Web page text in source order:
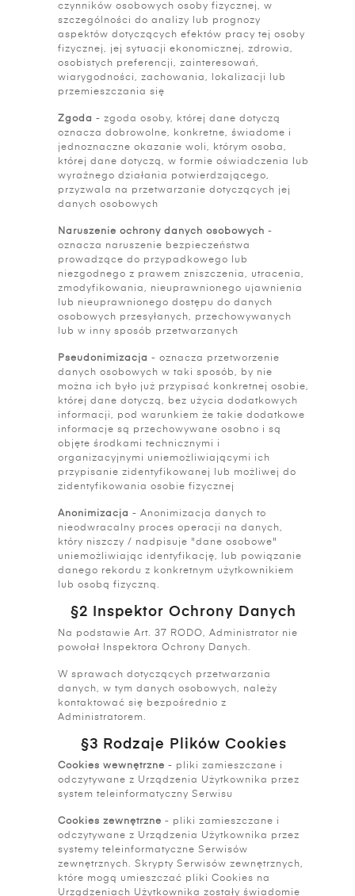
czynników osobowych osoby fizycznej, w
szczególności do analizy lub prognozy
aspektów dotyczących efektów pracy tej osoby
fizycznej, jej sytuacji ekonomicznej, zdrowia,
osobistych preferencji, zainteresowań,
wiarygodności, zachowania, lokalizacji lub
przemieszczania się
Zgoda - zgoda osoby, której dane dotyczą
oznacza dobrowolne, konkretne, świadome i
jednoznaczne okazanie woli, którym osoba,
której dane dotyczą, w formie oświadczenia lub
wyraźnego działania potwierdzającego,
przyzwala na przetwarzanie dotyczących jej
danych osobowych
Naruszenie ochrony danych osobowych -
oznacza naruszenie bezpieczeństwa
prowadzące do przypadkowego lub
niezgodnego z prawem zniszczenia, utracenia,
zmodyfikowania, nieuprawnionego ujawnienia
lub nieuprawnionego dostępu do danych
osobowych przesyłanych, przechowywanych
lub w inny sposób przetwarzanych
Pseudonimizacja - oznacza przetworzenie
danych osobowych w taki sposób, by nie
można ich było już przypisać konkretnej osobie,
której dane dotyczą, bez użycia dodatkowych
informacji, pod warunkiem że takie dodatkowe
informacje są przechowywane osobno i są
objęte środkami technicznymi i
organizacyjnymi uniemożliwiającymi ich
przypisanie zidentyfikowanej lub możliwej do
zidentyfikowania osobie fizycznej
Anonimizacja - Anonimizacja danych to
nieodwracalny proces operacji na danych,
który niszczy / nadpisuje "dane osobowe"
uniemożliwiając identyfikację, lub powiązanie
danego rekordu z konkretnym użytkownikiem
lub osobą fizyczną.
§2 Inspektor Ochrony Danych
Na podstawie Art. 37 RODO, Administrator nie
powołał Inspektora Ochrony Danych.
W sprawach dotyczących przetwarzania
danych, w tym danych osobowych, należy
kontaktować się bezpośrednio z
Administratorem.
§3 Rodzaje Plików Cookies
Cookies wewnętrzne - pliki zamieszczane i
odczytywane z Urządzenia Użytkownika przez
system teleinformatyczny Serwisu
Cookies zewnętrzne - pliki zamieszczane i
odczytywane z Urządzenia Użytkownika przez
systemy teleinformatyczne Serwisów
zewnętrznych. Skrypty Serwisów zewnętrznych,
które mogą umieszczać pliki Cookies na
Urządzeniach Użytkownika zostały świadomie